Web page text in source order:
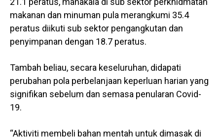
makanan dan minuman pula merangkumi 35.4
peratus diikuti sub sektor pengangkutan dan
penyimpanan dengan 18.7 peratus.
Tambah beliau, secara keseluruhan, didapati
perubahan pola perbelanjaan keperluan harian yang
signifikan sebelum dan semasa penularan Covid-
19.
“Aktiviti membeli bahan mentah untuk dimasak di